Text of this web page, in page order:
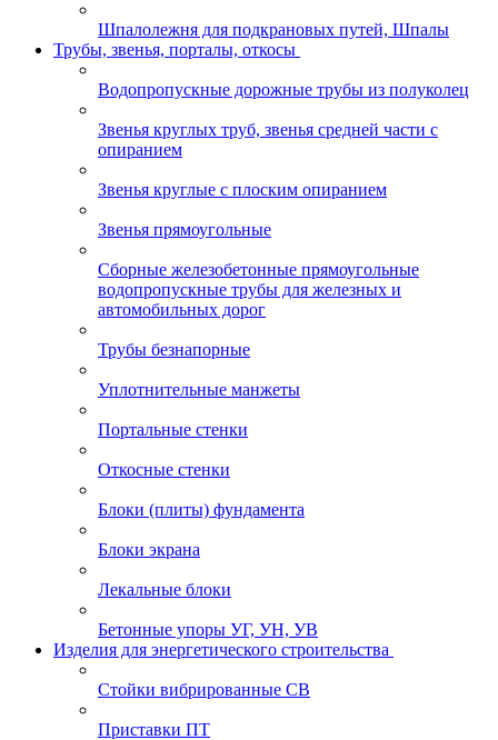
Шпалолежня для подкрановых путей, Шпалы
Трубы, звенья, порталы, откосы
Водопропускные дорожные трубы из полуколец
Звенья круглых труб, звенья средней части с
опиранием
Звенья круглые с плоским опиранием
Звенья прямоугольные
Сборные железобетонные прямоугольные
водопропускные трубы для железных и
автомобильных дорог
Трубы безнапорные
Уплотнительные манжеты
Портальные стенки
Откосные стенки
Блоки (плиты) фундамента
Блоки экрана
Лекальные блоки
Бетонные упоры УГ, УН, УВ
Изделия для энергетического строительства
Стойки вибрированные СВ
Приставки ПТ